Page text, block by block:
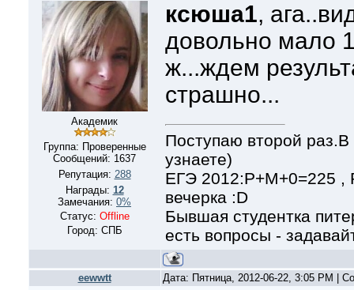
Академик
Группа: Проверенные
Сообщений: 1637
Репутация: 288
Награды: 12
Замечания: 0%
Статус: Offline
Город: СПБ
ксюша1,
довольно мало
ж...ждем
страшно...
Поступаю второй
узнаете)
ЕГЭ 2012:Р+М+0=225
вечерка :D
Бывшая студентка
есть вопросы -
eewwtt
Дата: Пятница, 2012-06-22, 3:05 PM |